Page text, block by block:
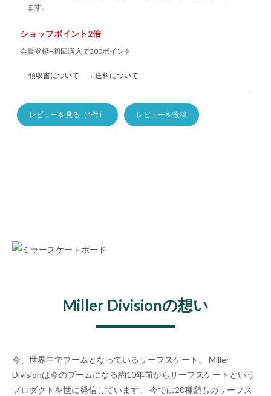
ます。
ショップポイント2倍
会員登録+初回購入で300ポイント
→ 領収書について → 送料について
レビューを見る（1件） レビューを投稿
Miller Divisionの想い
今、世界中でブームとなっているサーフスケート。 Miller
Divisionは今のブームになる約10年前からサーフスケートという
プロダクトを世に発信しています。 今では20種類ものサーフス